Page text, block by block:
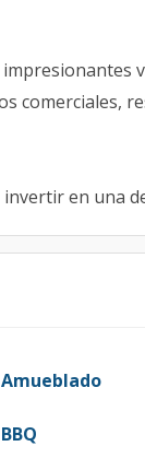
comerciales,
en una
Amueblado
BBQ